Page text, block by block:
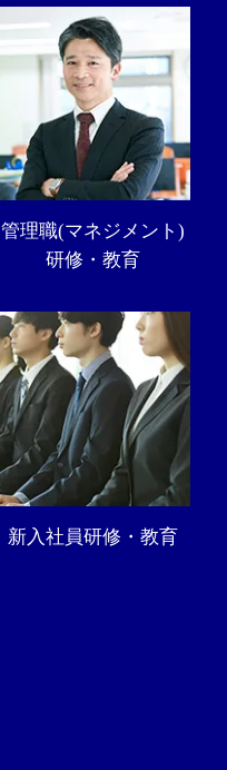
管理職(マネジメント)
研修・教育
新入社員研修・教育